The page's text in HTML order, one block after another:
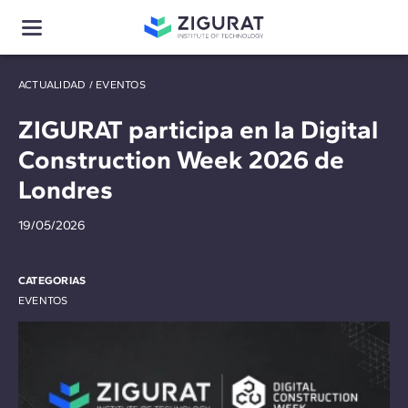
ACTUALIDAD / EVENTOS
ZIGURAT participa en la Digital
Construction Week 2026 de
Londres
19/05/2026
CATEGORIAS
EVENTOS